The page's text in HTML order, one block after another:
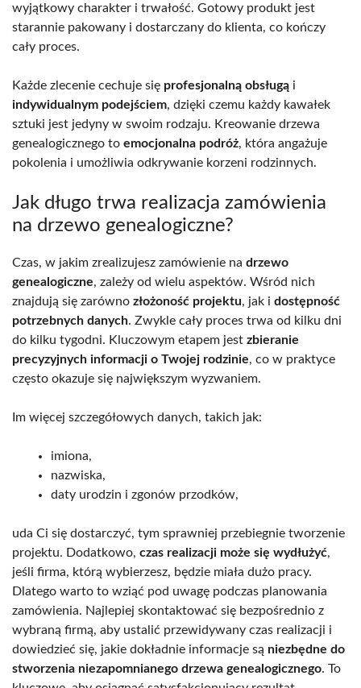
wyjątkowy charakter i trwałość. Gotowy produkt jest
starannie pakowany i dostarczany do klienta, co kończy
cały proces.
Każde zlecenie cechuje się profesjonalną obsługą i
indywidualnym podejściem, dzięki czemu każdy kawałek
sztuki jest jedyny w swoim rodzaju. Kreowanie drzewa
genealogicznego to emocjonalna podróż, która angażuje
pokolenia i umożliwia odkrywanie korzeni rodzinnych.
Jak długo trwa realizacja zamówienia
na drzewo genealogiczne?
Czas, w jakim zrealizujesz zamówienie na drzewo
genealogiczne, zależy od wielu aspektów. Wśród nich
znajdują się zarówno złożoność projektu, jak i dostępność
potrzebnych danych. Zwykle cały proces trwa od kilku dni
do kilku tygodni. Kluczowym etapem jest zbieranie
precyzyjnych informacji o Twojej rodzinie, co w praktyce
często okazuje się największym wyzwaniem.
Im więcej szczegółowych danych, takich jak:
imiona,
nazwiska,
daty urodzin i zgonów przodków,
uda Ci się dostarczyć, tym sprawniej przebiegnie tworzenie
projektu. Dodatkowo, czas realizacji może się wydłużyć,
jeśli firma, którą wybierzesz, będzie miała dużo pracy.
Dlatego warto to wziąć pod uwagę podczas planowania
zamówienia. Najlepiej skontaktować się bezpośrednio z
wybraną firmą, aby ustalić przewidywany czas realizacji i
dowiedzieć się, jakie dokładnie informacje są niezbędne do
stworzenia niezapomnianego drzewa genealogicznego. To